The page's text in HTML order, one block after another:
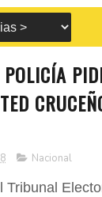
POLICÍA
Nacional
Tribunal